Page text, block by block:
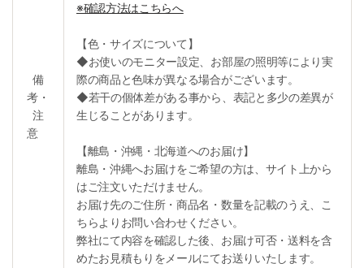
備
考・
注
意
※確認方法はこちらへ
【色・サイズについて】
◆お使いのモニター設定、お部屋の照明等により実
際の商品と色味が異なる場合がございます。
◆若干の個体差がある事から、表記と多少の差異が
生じることがあります。
【離島・沖縄・北海道へのお届け】
離島・沖縄へお届けをご希望の方は、サイト上から
はご注文いただけません。
お届け先のご住所・商品名・数量を記載のうえ、こ
ちらよりお問い合わせください。
弊社にて内容を確認した後、お届け可否・送料を含
めたお見積もりをメールにてお送りいたします。